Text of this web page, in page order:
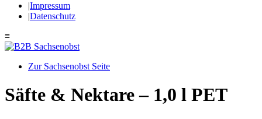
|Impressum
|Datenschutz
≡
Zur Sachsenobst Seite
nach:
Säfte & Nektare – 1,0 l PET